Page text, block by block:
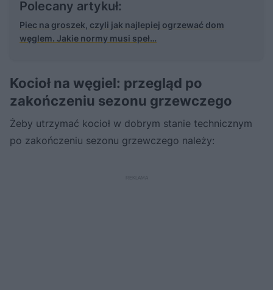
Polecany artykuł:
Piec na groszek, czyli jak najlepiej ogrzewać dom
węglem. Jakie normy musi speł…
Kocioł na węgiel: przegląd po
zakończeniu sezonu grzewczego
Żeby utrzymać kocioł w dobrym stanie technicznym
po zakończeniu sezonu grzewczego należy: